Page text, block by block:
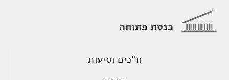
כנסת פתוחה
ח"כים וסיעות